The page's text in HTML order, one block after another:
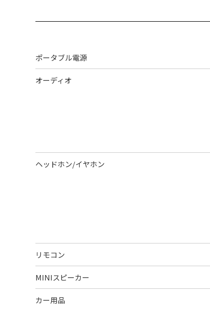
ポータブル電源
オーディオ
ヘッドホン/イヤホン
リモコン
MINIスピーカー
カー用品